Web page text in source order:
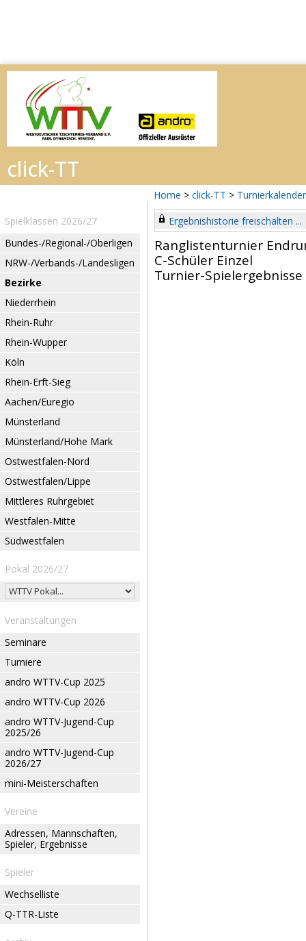
Home > click-TT > Turnierkalender
Spielklassen 2026/27
Bundes-/Regional-/Oberligen
NRW-/Verbands-/Landesligen
Bezirke
Niederrhein
Rhein-Ruhr
Rhein-Wupper
Köln
Rhein-Erft-Sieg
Aachen/Euregio
Münsterland
Münsterland/Hohe Mark
Ostwestfalen-Nord
Ostwestfalen/Lippe
Mittleres Ruhrgebiet
Westfalen-Mitte
Südwestfalen
Pokal 2026/27
Veranstaltungen
Seminare
Turniere
andro WTTV-Cup 2025
andro WTTV-Cup 2026
andro WTTV-Jugend-Cup
2025/26
andro WTTV-Jugend-Cup
2026/27
mini-Meisterschaften
Vereine
Adressen, Mannschaften,
Spieler, Ergebnisse
Spieler
Wechselliste
Q-TTR-Liste
Ergebnishistorie freischalten ...
Ranglistenturnier
C-Schüler Einzel
Turnier-Spielergebnisse